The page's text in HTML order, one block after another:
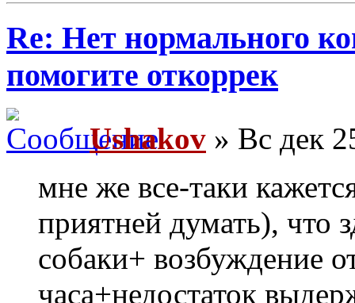
Re: Нет нормального
помогите откоррек
Ushakov » Вс дек
мне же все-таки
приятней думать), что
собаки+ возбуждение
часа+недостаток